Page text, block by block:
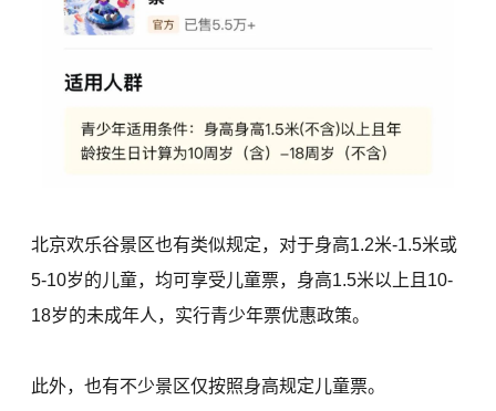
北京欢乐谷景区也有类似规定，对于身高1.2米-1.5米或
5-10岁的儿童，均可享受儿童票，身高1.5米以上且10-
18岁的未成年人，实行青少年票优惠政策。
此外，也有不少景区仅按照身高规定儿童票。